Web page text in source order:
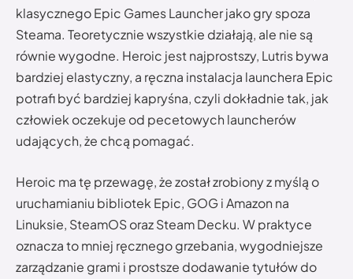
klasycznego Epic Games Launcher jako gry spoza
Steama. Teoretycznie wszystkie działają, ale nie są
równie wygodne. Heroic jest najprostszy, Lutris bywa
bardziej elastyczny, a ręczna instalacja launchera Epic
potrafi być bardziej kapryśna, czyli dokładnie tak, jak
człowiek oczekuje od pecetowych launcherów
udających, że chcą pomagać.
Heroic ma tę przewagę, że został zrobiony z myślą o
uruchamianiu bibliotek Epic, GOG i Amazon na
Linuksie, SteamOS oraz Steam Decku. W praktyce
oznacza to mniej ręcznego grzebania, wygodniejsze
zarządzanie grami i prostsze dodawanie tytułów do